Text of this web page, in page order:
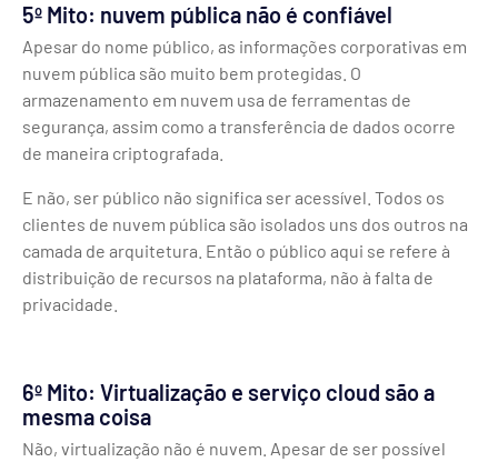
5º Mito: nuvem pública não é confiável
Apesar do nome público, as informações corporativas em
nuvem pública são muito bem protegidas. O
armazenamento em nuvem usa de ferramentas de
segurança, assim como a transferência de dados ocorre
de maneira criptografada.
E não, ser público não significa ser acessível. Todos os
clientes de nuvem pública são isolados uns dos outros na
camada de arquitetura. Então o público aqui se refere à
distribuição de recursos na plataforma, não à falta de
privacidade.
6º Mito: Virtualização e serviço cloud são a
mesma coisa
Não, virtualização não é nuvem. Apesar de ser possível